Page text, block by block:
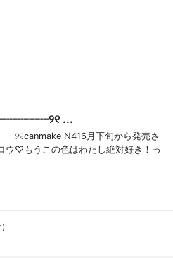
...
N416月下旬から発売さ
ウ♡もうこの色はわたし絶対好き！っ